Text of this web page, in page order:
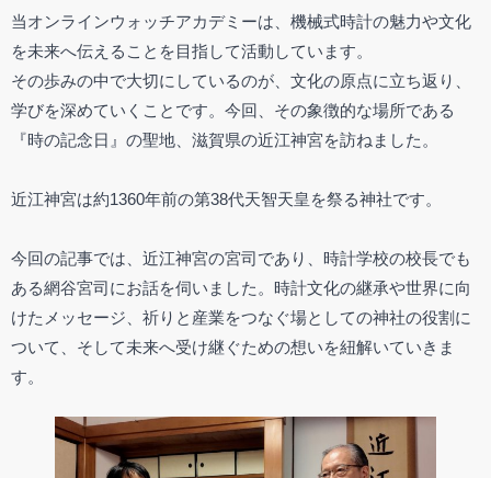
当オンラインウォッチアカデミーは、機械式時計の魅力や文化
を未来へ伝えることを目指して活動しています。
その歩みの中で大切にしているのが、文化の原点に立ち返り、
学びを深めていくことです。今回、その象徴的な場所である
『時の記念日』の聖地、滋賀県の近江神宮を訪ねました。
近江神宮は約1360年前の第38代天智天皇を祭る神社です。
今回の記事では、近江神宮の宮司であり、時計学校の校長でも
ある網谷宮司にお話を伺いました。時計文化の継承や世界に向
けたメッセージ、祈りと産業をつなぐ場としての神社の役割に
ついて、そして未来へ受け継ぐための想いを紐解いていきま
す。